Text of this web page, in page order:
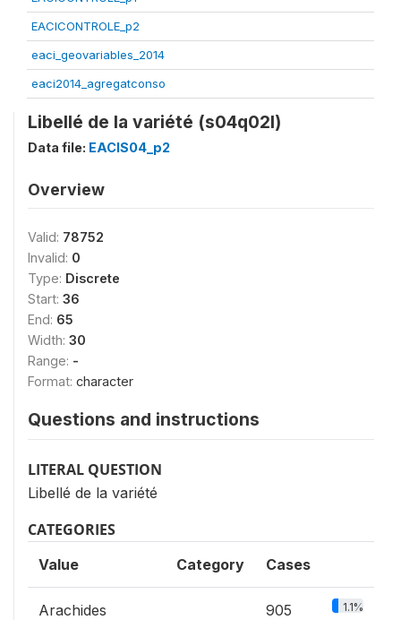
EACICONTROLE_p2
eaci_geovariables_2014
eaci2014_agregatconso
Libellé de la variété (s04q02l)
Data file: EACIS04_p2
Overview
Valid: 78752
Invalid: 0
Type: Discrete
Start: 36
End: 65
Width: 30
Range: -
Format: character
Questions and instructions
LITERAL QUESTION
Libellé de la variété
CATEGORIES
Value Category Cases
Arachides
905 1.1%